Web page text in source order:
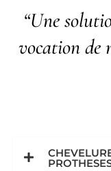
“Une
vocation de